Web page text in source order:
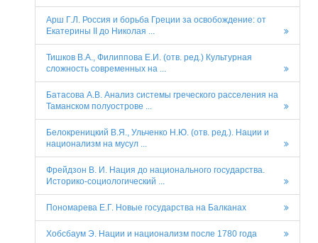
Арш Г.Л. Россия и борьба Греции за освобождение: от
Екатерины II до Николая ...
Тишков В.А., Филиппова Е.И. (отв. ред.) Культурная
сложность современных на ...
Батасова А.В. Анализ системы греческого расселения на
Таманском полуострове ...
Белокреницкий В.Я., Ульченко Н.Ю. (отв. ред.). Нации и
национализм на мусул ...
Фрейдзон В. И. Нация до национального государства.
Историко-социологический ...
Пономарева Е.Г. Новые государства на Балканах
Хобсбаум Э. Нации и национализм после 1780 года